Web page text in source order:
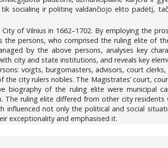
socialinę ir politinę valdančiojo elito padėtį,
of Vilnius in 1662–1702. By employing the
persons, who comprised the ruling elite of
by the above persons, analyses key
city and state institutions, and reveals key
voigts, burgomasters, advisors, court
city rulers nobles. The Magistrates’ court,
biography of the ruling elite were municipal
ruling elite differed from other city
influenced not only the political and social
exceptionality and emphasised it.